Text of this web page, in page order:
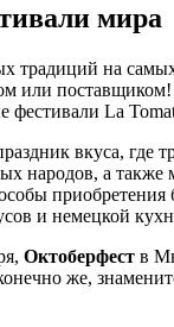
мира
традиций на
или поставщиком!
фестивали La
вкуса,
народов, а также
приобретения
и немецкой
Октоберфест в
же,